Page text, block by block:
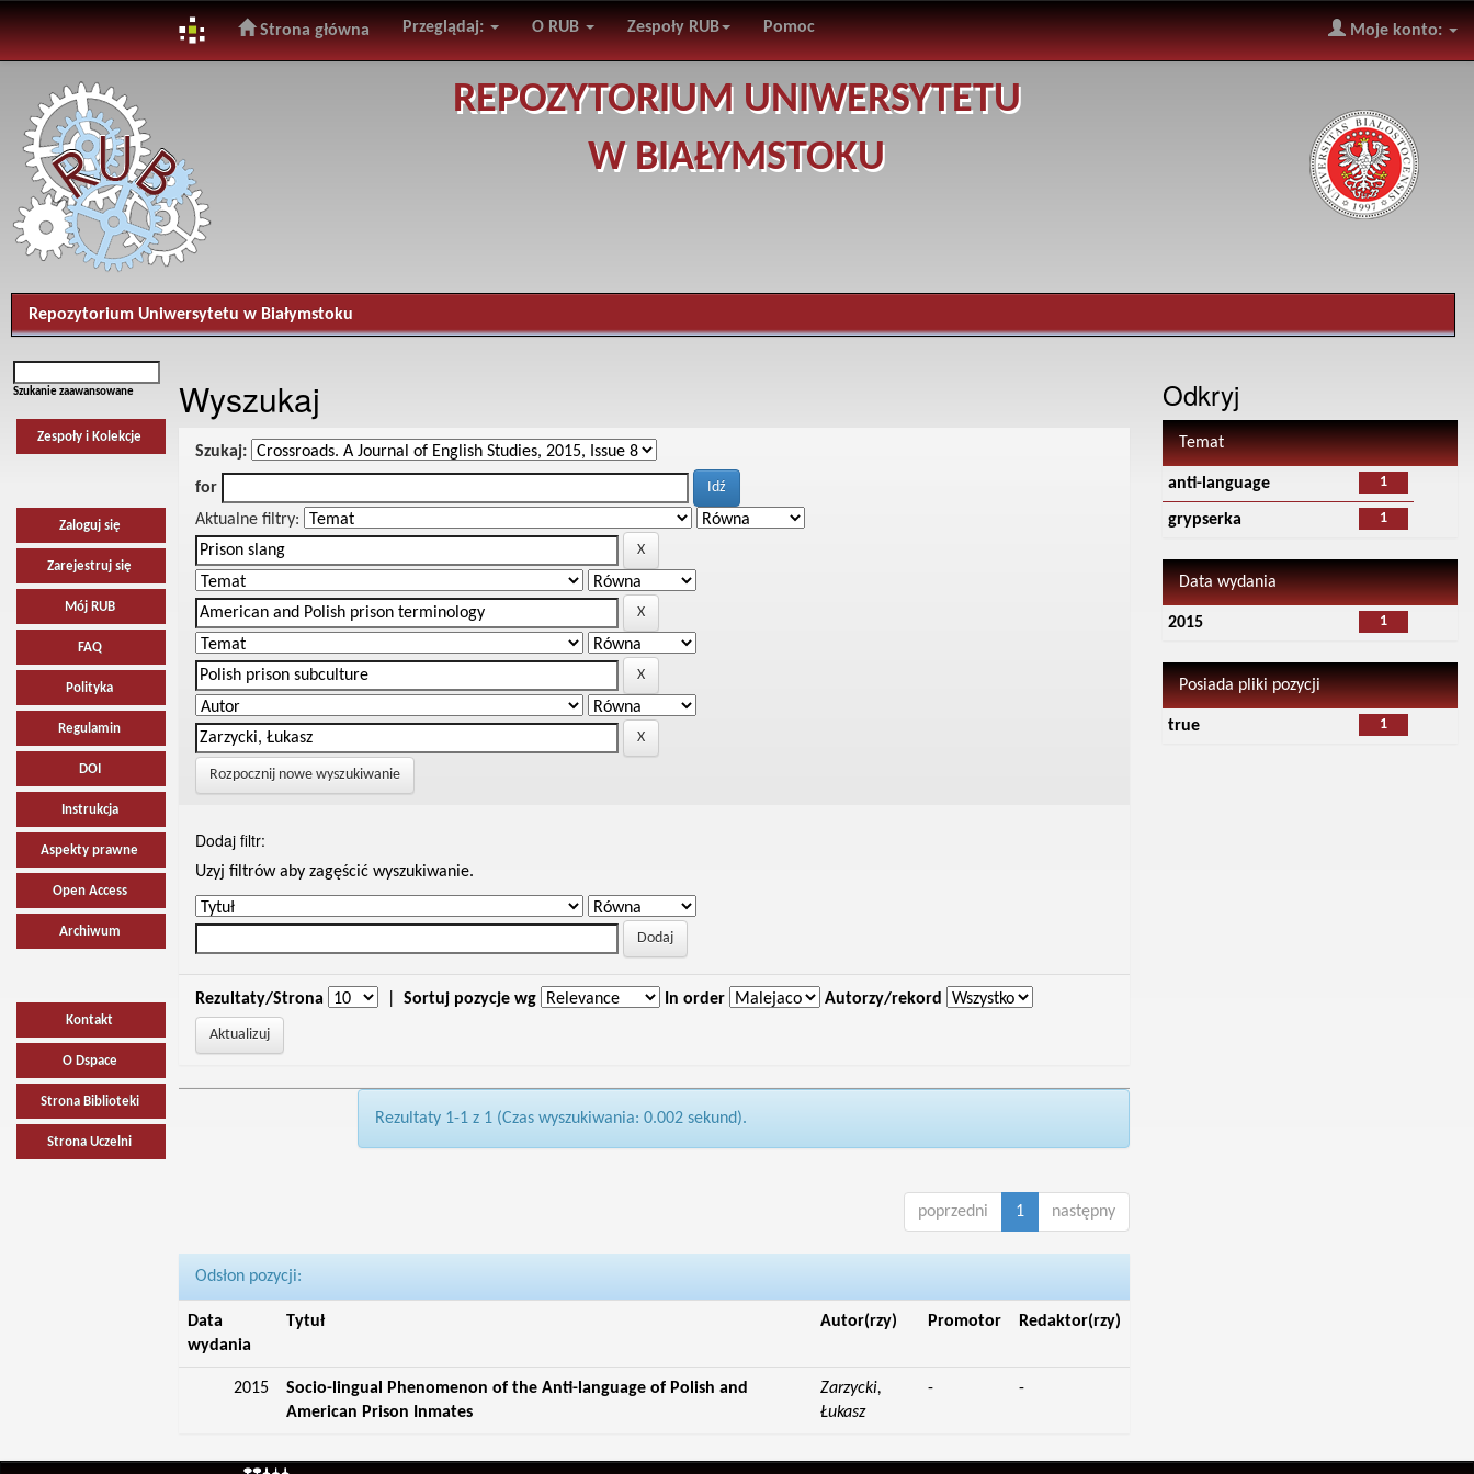
navigation
Strona główna Przeglądaj: O RUB Zespoły RUB Pomoc Moje konto:
REPOZYTORIUM UNIWERSYTETU
W BIAŁYMSTOKU
Repozytorium Uniwersytetu w Białymstoku
Szukanie zaawansowane
Zespoły i Kolekcje
Zaloguj się
Zarejestruj się
Mój RUB
FAQ
Polityka
Regulamin
DOI
Instrukcja
Aspekty prawne
Open Access
Archiwum
Kontakt
O Dspace
Strona Biblioteki
Strona Uczelni
Wyszukaj
Szukaj:
for
Aktualne filtry:
Rozpocznij nowe wyszukiwanie
Dodaj filtr:
Uzyj filtrów aby zagęścić wyszukiwanie.
Rezultaty/Strona Sortuj pozycje wg In order Autorzy/rekord
Rezultaty 1-1 z 1 (Czas wyszukiwania: 0.002 sekund).
poprzedni 1 następny
Odsłon pozycji:
Data
wydania
Tytuł Autor(rzy) Promotor Redaktor(rzy)
2015
Socio-lingual Phenomenon of the Anti-language of Polish and
American Prison Inmates
Zarzycki,
Łukasz
- -
Odkryj
Temat
1
anti-language
1
grypserka
Data wydania
1
2015
Posiada pliki pozycji
1
true